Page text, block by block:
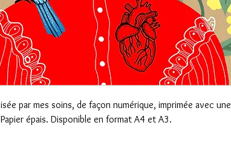
par mes soins, de façon numérique, imprimée avec une
épais. Disponible en format A4 et A3.